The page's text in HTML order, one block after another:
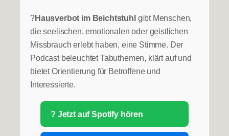
?️Hausverbot im Beichtstuhlgibt Menschen,
die seelischen, emotionalen oder geistlichen
Missbrauch erlebt haben, eine Stimme. Der
Podcast beleuchtet Tabuthemen, klärt auf und
bietet Orientierung für Betroffene und
Interessierte.
? Jetzt auf Spotify hören